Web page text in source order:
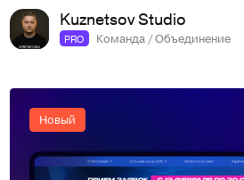
Kuznetsov Studio
PRO Команда / Объединение
Новый